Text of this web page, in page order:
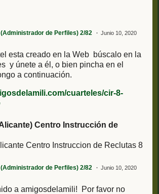
de Perfiles) 2/82
Junio 10, 2020
esta creado en la Web búscalo en la
y únete a él, o bien pincha en el
a continuación.
cuarteles/cir-8-
Centro Instrucción de
Centro Instruccion de Reclutas 8
de Perfiles) 2/82
Junio 10, 2020
a amigosdelamili! Por favor no